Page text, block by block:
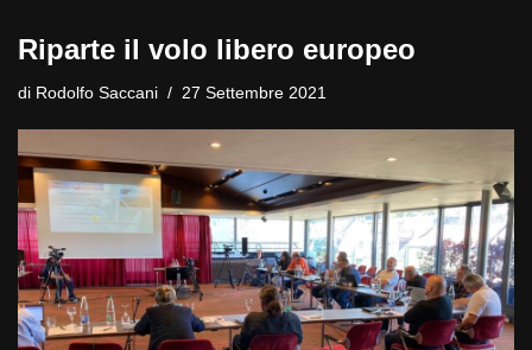
Riparte il volo libero europeo
di Rodolfo Saccani 27 Settembre 2021